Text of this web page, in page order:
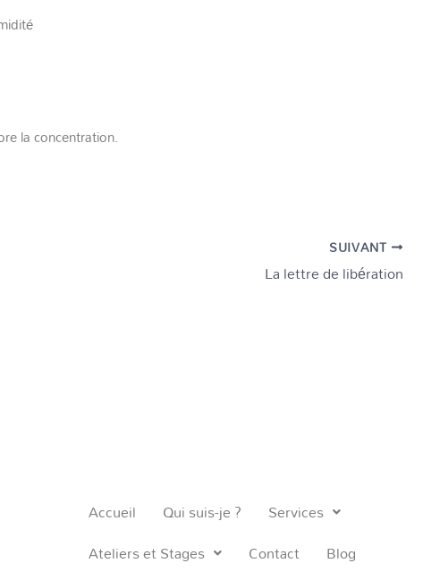
la concentration.
SUIVANT
La lettre de libération
Accueil Qui suis-je ?
Services
Ateliers et Stages
Contact
Blog